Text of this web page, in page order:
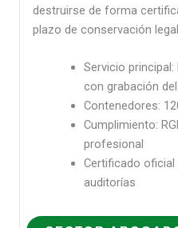
destruirse de forma
plazo de conservación
Servicio
con grabación
Contenedores:
Cumplimiento:
profesional
Certificado
auditorías